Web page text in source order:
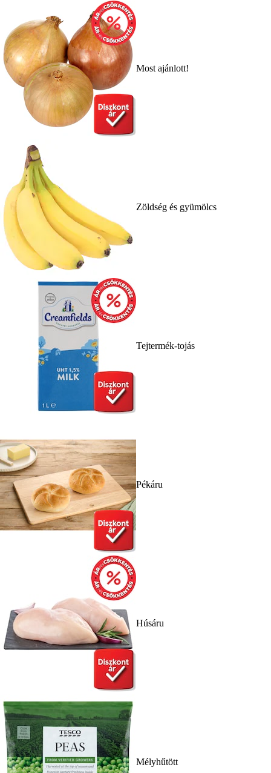
Most ajánlott!
Zöldség és gyümölcs
Tejtermék-tojás
Pékáru
Húsáru
Mélyhűtött